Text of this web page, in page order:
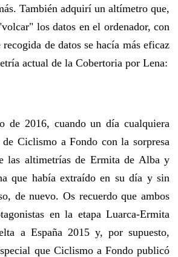
También adquirí un altímetro que,
los datos en el ordenador, con
de datos se hacía más eficaz
actual de la Cobertoria por Lena:
de 2016, cuando un día cualquiera
Ciclismo a Fondo con la sorpresa
las altimetrías de Ermita de Alba y
que había extraído en su día y sin
de nuevo. Os recuerdo que ambos
en la etapa Luarca-Ermita
a España 2015 y, por supuesto,
que Ciclismo a Fondo publicó